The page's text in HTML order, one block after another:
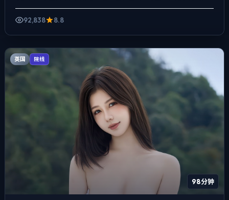
关键场面反而以环境声托情绪，动作戏服务于叙事节点，每场打斗...
92,838
8.8
英国 院线
98分钟